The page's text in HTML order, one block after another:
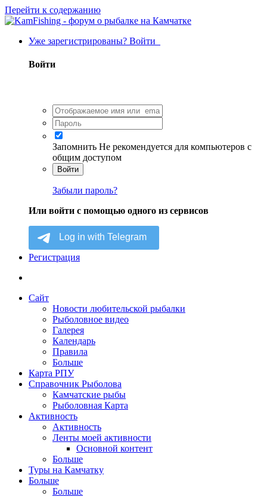
Перейти к содержанию
Уже зарегистрированы? Войти
Войти
Запомнить Не рекомендуется для компьютеров с
общим доступом
Войти
Забыли пароль?
Или войти с помощью одного из сервисов
Регистрация
Сайт
Новости любительской рыбалки
Рыболовное видео
Галерея
Календарь
Правила
Больше
Карта РПУ
Справочник Рыболова
Камчатские рыбы
Рыболовная Карта
Активность
Активность
Ленты моей активности
Основной контент
Больше
Туры на Камчатку
Больше
Больше